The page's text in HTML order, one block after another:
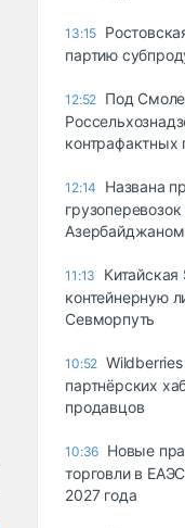
13:15
партию
12:52 Под
контрафактных
12:14
Названа
Азербайджаном
11:13
Китайская
контейнерную
Севморпуть
10:52
партнёрских
продавцов
10:36 Новые
торговли в
2027 года